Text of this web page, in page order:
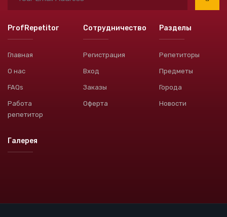
ProfRepetitor
Главная
О нас
FAQs
Работа
репетитор
Сотрудничество
Регистрация
Вход
Заказы
Оферта
Разделы
Репетиторы
Предметы
Города
Новости
Галерея